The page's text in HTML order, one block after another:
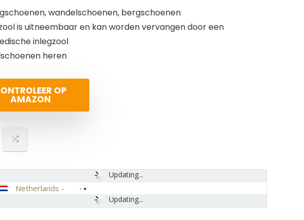
wandelschoenen, bergschoenen
is uitneembaar en kan worden vervangen door een
inlegzool
heren
OP
AMAZON
Updating...
Updating...
Netherlands -